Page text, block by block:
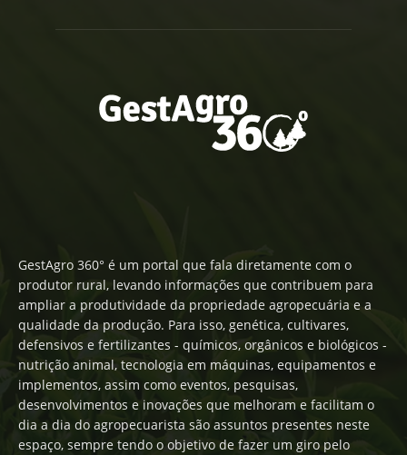
GestAgro 360° é um portal que fala diretamente com o
produtor rural, levando informações que contribuem para
ampliar a produtividade da propriedade agropecuária e a
qualidade da produção. Para isso, genética, cultivares,
defensivos e fertilizantes - químicos, orgânicos e biológicos -
nutrição animal, tecnologia em máquinas, equipamentos e
implementos, assim como eventos, pesquisas,
desenvolvimentos e inovações que melhoram e facilitam o
dia a dia do agropecuarista são assuntos presentes neste
espaço, sempre tendo o objetivo de fazer um giro pelo